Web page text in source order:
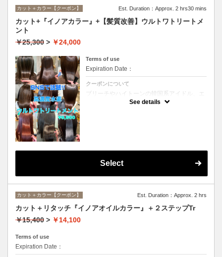
カット＋カラー【クーポン】 Est. Duration：Approx. 2 hrs30 mins
カット+『イノアカラー』+【髪質改善】ウルトワトリートメ
ント
￥25,300 > ￥24,000
Terms of use
Expiration Date：
クーポンについて
ブリーチやハイトーンの韓国系アイドル、エ
イジング毛にお悩みの美魔女も夢中！全ての
世代、髪質、メニューに対応できる髪質改善
See details
Select
カット＋カラー【クーポン】 Est. Duration：Approx. 2 hrs
カット＋リタッチ『イノアオイルカラー』＋２ステップTr
￥15,400 > ￥14,100
Terms of use
Expiration Date：